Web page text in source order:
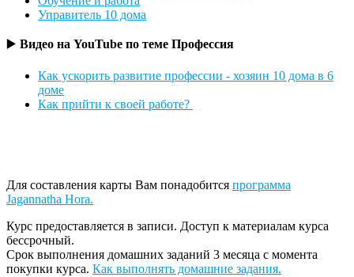
Управитель 10 дома
▶️ Видео на YouTube по теме Профессия
Как ускорить развитие профессии - хозяин 10 дома в 6
доме
Как прийти к своей работе?
Для составления карты Вам понадобится программа
Jagannatha Hora.
Курс предоставляется в записи. Доступ к материалам курса
бессрочный.
Срок выполнения домашних заданий 3 месяца с момента
покупки курса. Как выполнять домашние задания.